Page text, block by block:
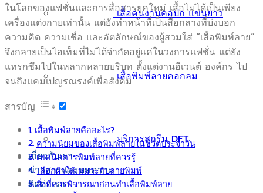
เสื้อคนงานคอปก แขนยาว
เสื้อพิมพ์ลายคอกลม
บริการสกรีน DFT
เกี่ยวกับเรา
ข่าวสารและบทความ
ติดต่อเรา
ในโลกของแฟชั่นและการสื่อสารยุคใหม่ เสื้อไม่ได้เป็นเพียง
เครื่องแต่งกายเท่านั้น แต่ยังทำหน้าที่เป็นสื่อกลางที่บ่งบอก
ความคิด ความเชื่อ และอัตลักษณ์ของผู้สวมใส่ “เสื้อพิมพ์ลาย”
จึงกลายเป็นไอเท็มที่ไม่ได้จำกัดอยู่แค่ในวงการแฟชั่น แต่ยัง
แทรกซึมไปในหลากหลายบริบท ตั้งแต่งานอีเวนต์ องค์กร ไป
จนถึงแคมเปญรณรงค์เพื่อสังคม
สารบัญ
เสื้อพิมพ์ลายคืออะไร?
ความนิยมของเสื้อพิมพ์ลายในชีวิตประจำวัน
เทคนิคการพิมพ์ลายที่ควรรู้
เลือกผ้าให้เหมาะกับลายพิมพ์
สิ่งที่ควรพิจารณาก่อนทำเสื้อพิมพ์ลาย